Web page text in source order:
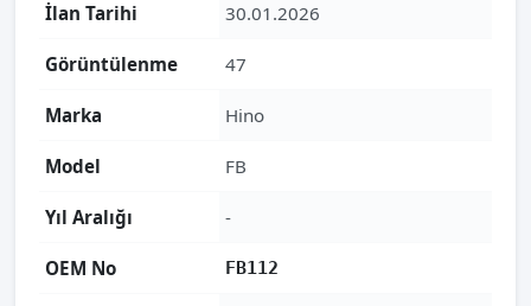
İlan Tarihi 30.01.2026
Görüntülenme 47
Marka Hino
Model FB
Yıl Aralığı -
OEM No FB112